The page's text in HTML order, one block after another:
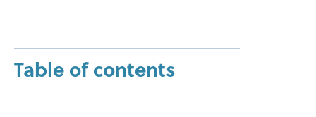
Table of contents